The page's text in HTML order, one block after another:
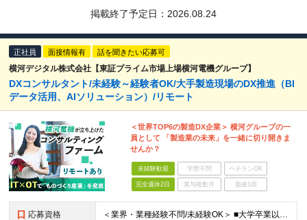
掲載終了予定日： 2026.08.24
正社員 面接情報有 話を聞きたい応募可
横河デジタル株式会社【東証プライム市場上場横河電機グループ】
DXコンサルタント/未経験～経験者OK/大手製造現場のDX推進（BI
データ活用、AIソリューション）/リモート
＜世界TOP6の製造DX企業＞ 横河グループの一
員として 「製造業の未来」を一緒に切り開きま
せんか？
未経験歓迎 学歴不問 ベテランOK
完全週休2日 賞与複数月 面接1回
応募資格 ＜業界・業種経験不問/未経験OK＞ ■大学卒業以上 ＜経験者枠での採用も行っています！＞ ■学歴不問 ■コンサルタントとしての経験をお持ちの方 →IT業界や製造業での経験があれば歓迎します ＜求め